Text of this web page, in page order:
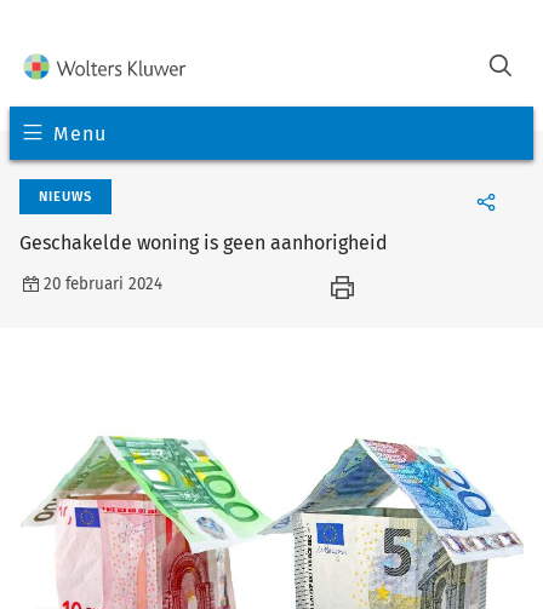
Menu
NIEUWS
Geschakelde woning is geen aanhorigheid
20 februari 2024